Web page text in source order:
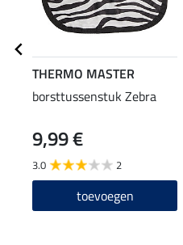
THERMO MASTER
borsttussenstuk Zebra
9,99 €
3.0 2
toevoegen